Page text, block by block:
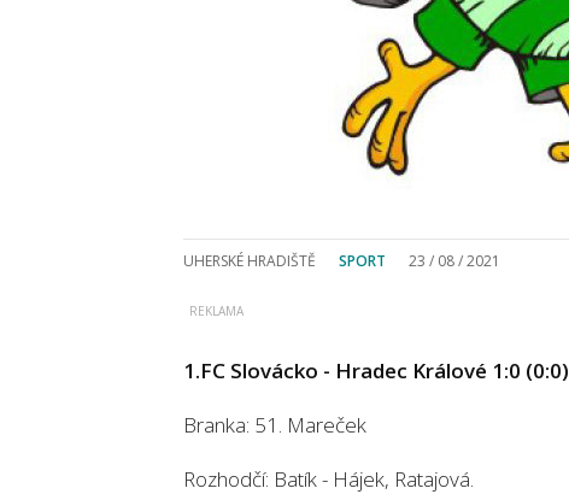
UHERSKÉ HRADIŠTĚ SPORT 23 / 08 / 2021
1.FC Slovácko - Hradec Králové 1:0 (0:0)
Branka: 51. Mareček
Rozhodčí: Batík - Hájek, Ratajová.